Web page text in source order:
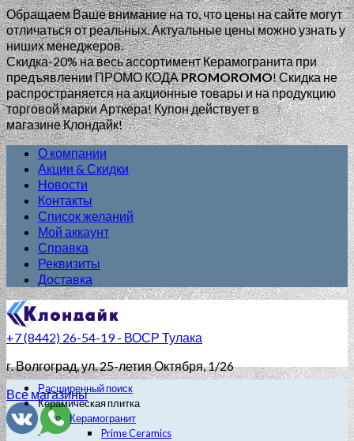
Обращаем Ваше внимание на то, что цены на сайте могут
отличаться от реальных. Актуальные цены можно узнать у
ниших менеджеров.
Скидка-20% на весь ассортимент Керамогранита при
предъявлении ПРОМО КОДАPROMOROMO!Скидка не
распространяется на акционные товары и на продукцию
торговой марки Арткера! Купон действует в
магазине Клондайк!
О компании
Акции & Скидки
Новости
Контакты
Список желаний
Мой аккаунт
Справка
Реквизиты
Доставка
+7 (8442) 26-54-19 - ВОСР Тулака
г. Волгоград, ул. 25-летия Октября, 1/26
Все магазины
Расширенный поиск
Керамическая плитка
Керамогранит
Prime Ceramics